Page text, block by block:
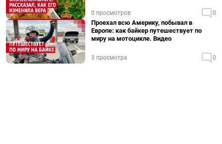
0 просмотров 0
Проехал всю Америку, побывал в
Европе: как байкер путешествует по
миру на мотоцикле. Видео
3 просмотра 0